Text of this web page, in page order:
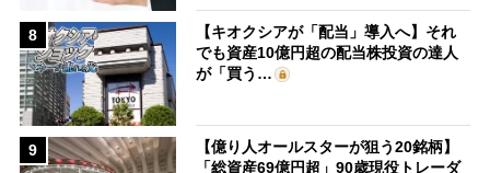
8
【キオクシアが「配当」導入へ】それ
でも資産10億円超の配当株投資の達人
が「買う…
9
【億り人オールスターが狙う20銘柄】
「総資産69億円超」90歳現役トレーダ